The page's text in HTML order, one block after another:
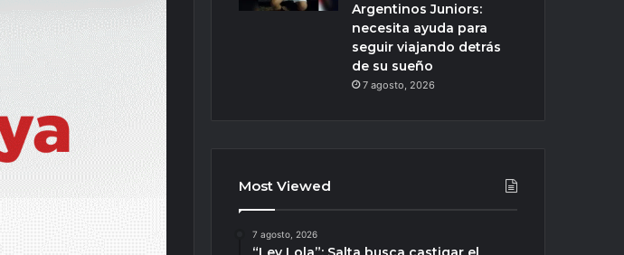
Argentinos Juniors:
necesita ayuda para
seguir viajando detrás
de su sueño
7 agosto, 2026
Most Viewed
7 agosto, 2026